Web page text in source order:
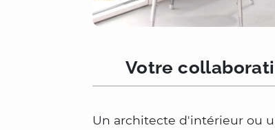
Votre
Un architecte d'intérieur ou